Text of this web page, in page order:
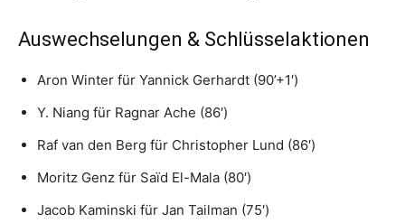
Auswechselungen & Schlüsselaktionen
Aron Winter für Yannick Gerhardt (90’+1′)
Y. Niang für Ragnar Ache (86′)
Raf van den Berg für Christopher Lund (86′)
Moritz Genz für Saïd El-Mala (80′)
Jacob Kaminski für Jan Tailman (75′)